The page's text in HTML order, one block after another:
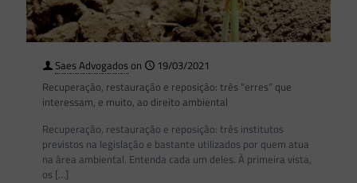
Saes Advogadoson
19/03/2021
Recuperação, restauração e reposição: três “erres” que
interessam, e muito, ao direito ambiental
Recuperação, restauração e reposição: três institutos
previstos na legislação e bastante utilizados por quem atua
na área ambiental. Entenda cada um deles. À primeira vista,
os […]